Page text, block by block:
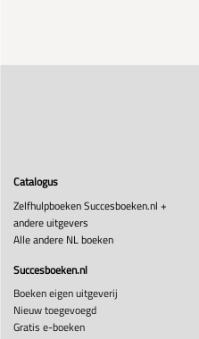
Catalogus
Zelfhulpboeken Succesboeken.nl +
andere uitgevers
Alle andere NL boeken
Succesboeken.nl
Boeken eigen uitgeverij
Nieuw toegevoegd
Gratis e-boeken